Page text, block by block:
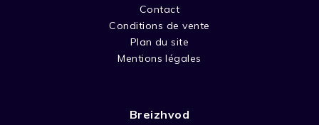
Contact
Conditions de vente
Plan du site
Mentions légales
Breizhvod